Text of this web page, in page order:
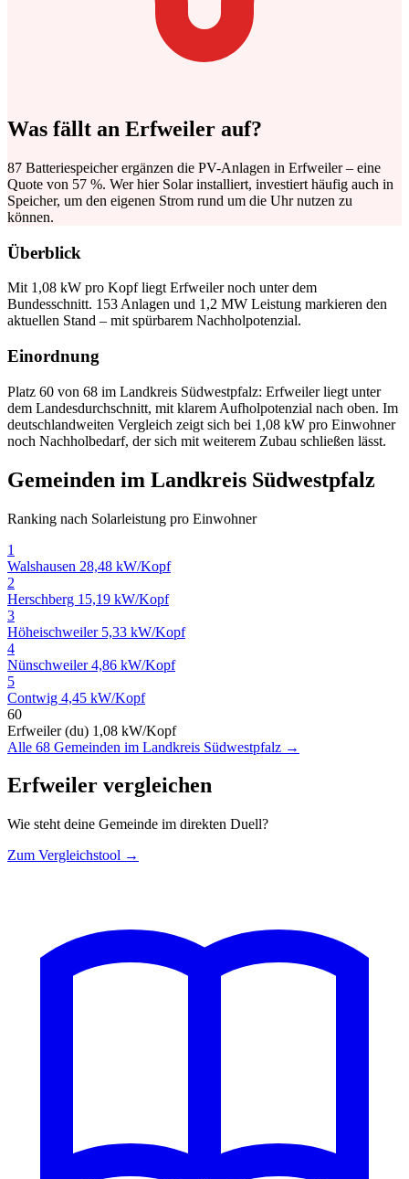
Was fällt an Erfweiler auf?
87 Batteriespeicher ergänzen die PV-Anlagen in Erfweiler – eine
Quote von 57 %. Wer hier Solar installiert, investiert häufig auch in
Speicher, um den eigenen Strom rund um die Uhr nutzen zu
können.
Überblick
Mit 1,08 kW pro Kopf liegt Erfweiler noch unter dem
Bundesschnitt. 153 Anlagen und 1,2 MW Leistung markieren den
aktuellen Stand – mit spürbarem Nachholpotenzial.
Einordnung
Platz 60 von 68 im Landkreis Südwestpfalz: Erfweiler liegt unter
dem Landesdurchschnitt, mit klarem Aufholpotenzial nach oben. Im
deutschlandweiten Vergleich zeigt sich bei 1,08 kW pro Einwohner
noch Nachholbedarf, der sich mit weiterem Zubau schließen lässt.
Gemeinden im Landkreis Südwestpfalz
Ranking nach Solarleistung pro Einwohner
1
Walshausen 28,48 kW/Kopf
2
Herschberg 15,19 kW/Kopf
3
Höheischweiler 5,33 kW/Kopf
4
Nünschweiler4,86 kW/Kopf
5
Contwig 4,45 kW/Kopf
60
Erfweiler (du) 1,08 kW/Kopf
Alle 68 Gemeinden im Landkreis Südwestpfalz →
Erfweiler vergleichen
Wie steht deine Gemeinde im direkten Duell?
Zum Vergleichstool →